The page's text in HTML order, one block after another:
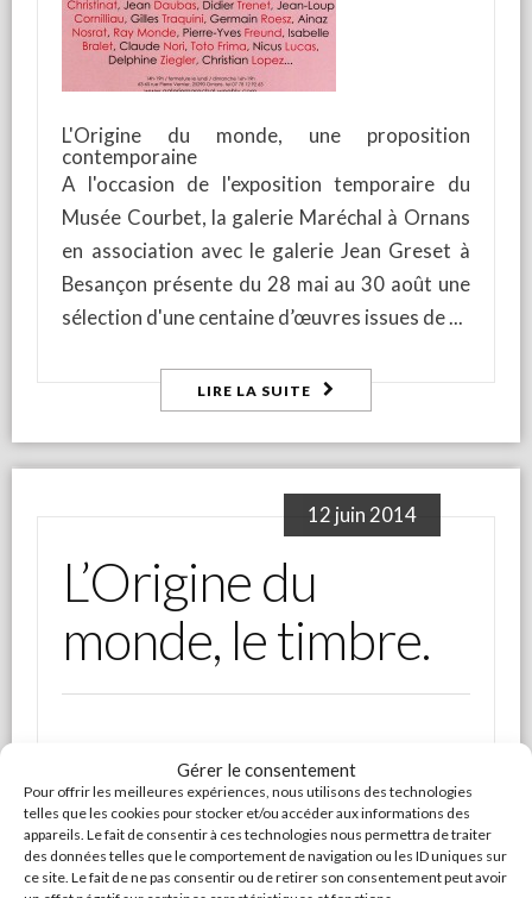
Gérer le consentement
Pour offrir les meilleures expériences, nous utilisons des technologies
telles que les cookies pour stocker et/ou accéder aux informations des
appareils. Le fait de consentir à ces technologies nous permettra de traiter
des données telles que le comportement de navigation ou les ID uniques sur
ce site. Le fait de ne pas consentir ou de retirer son consentement peut avoir
L'Origine du monde, une proposition
contemporaine
A l'occasion de l'exposition temporaire du
Musée Courbet, la galerie Maréchal à Ornans
en association avec le galerie Jean Greset à
Besançon présente du 28 mai au 30 août une
sélection d'une centaine d’œuvres issues de
LIRE LA SUITE
12 juin 2014
L’Origine du
monde, le timbre.